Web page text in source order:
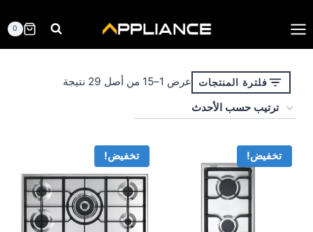
إلى
المحتوى
0
فلترة المنتجات عرض 1–15 من أصل 29 نتيجة
تخفيض! تخفيض!